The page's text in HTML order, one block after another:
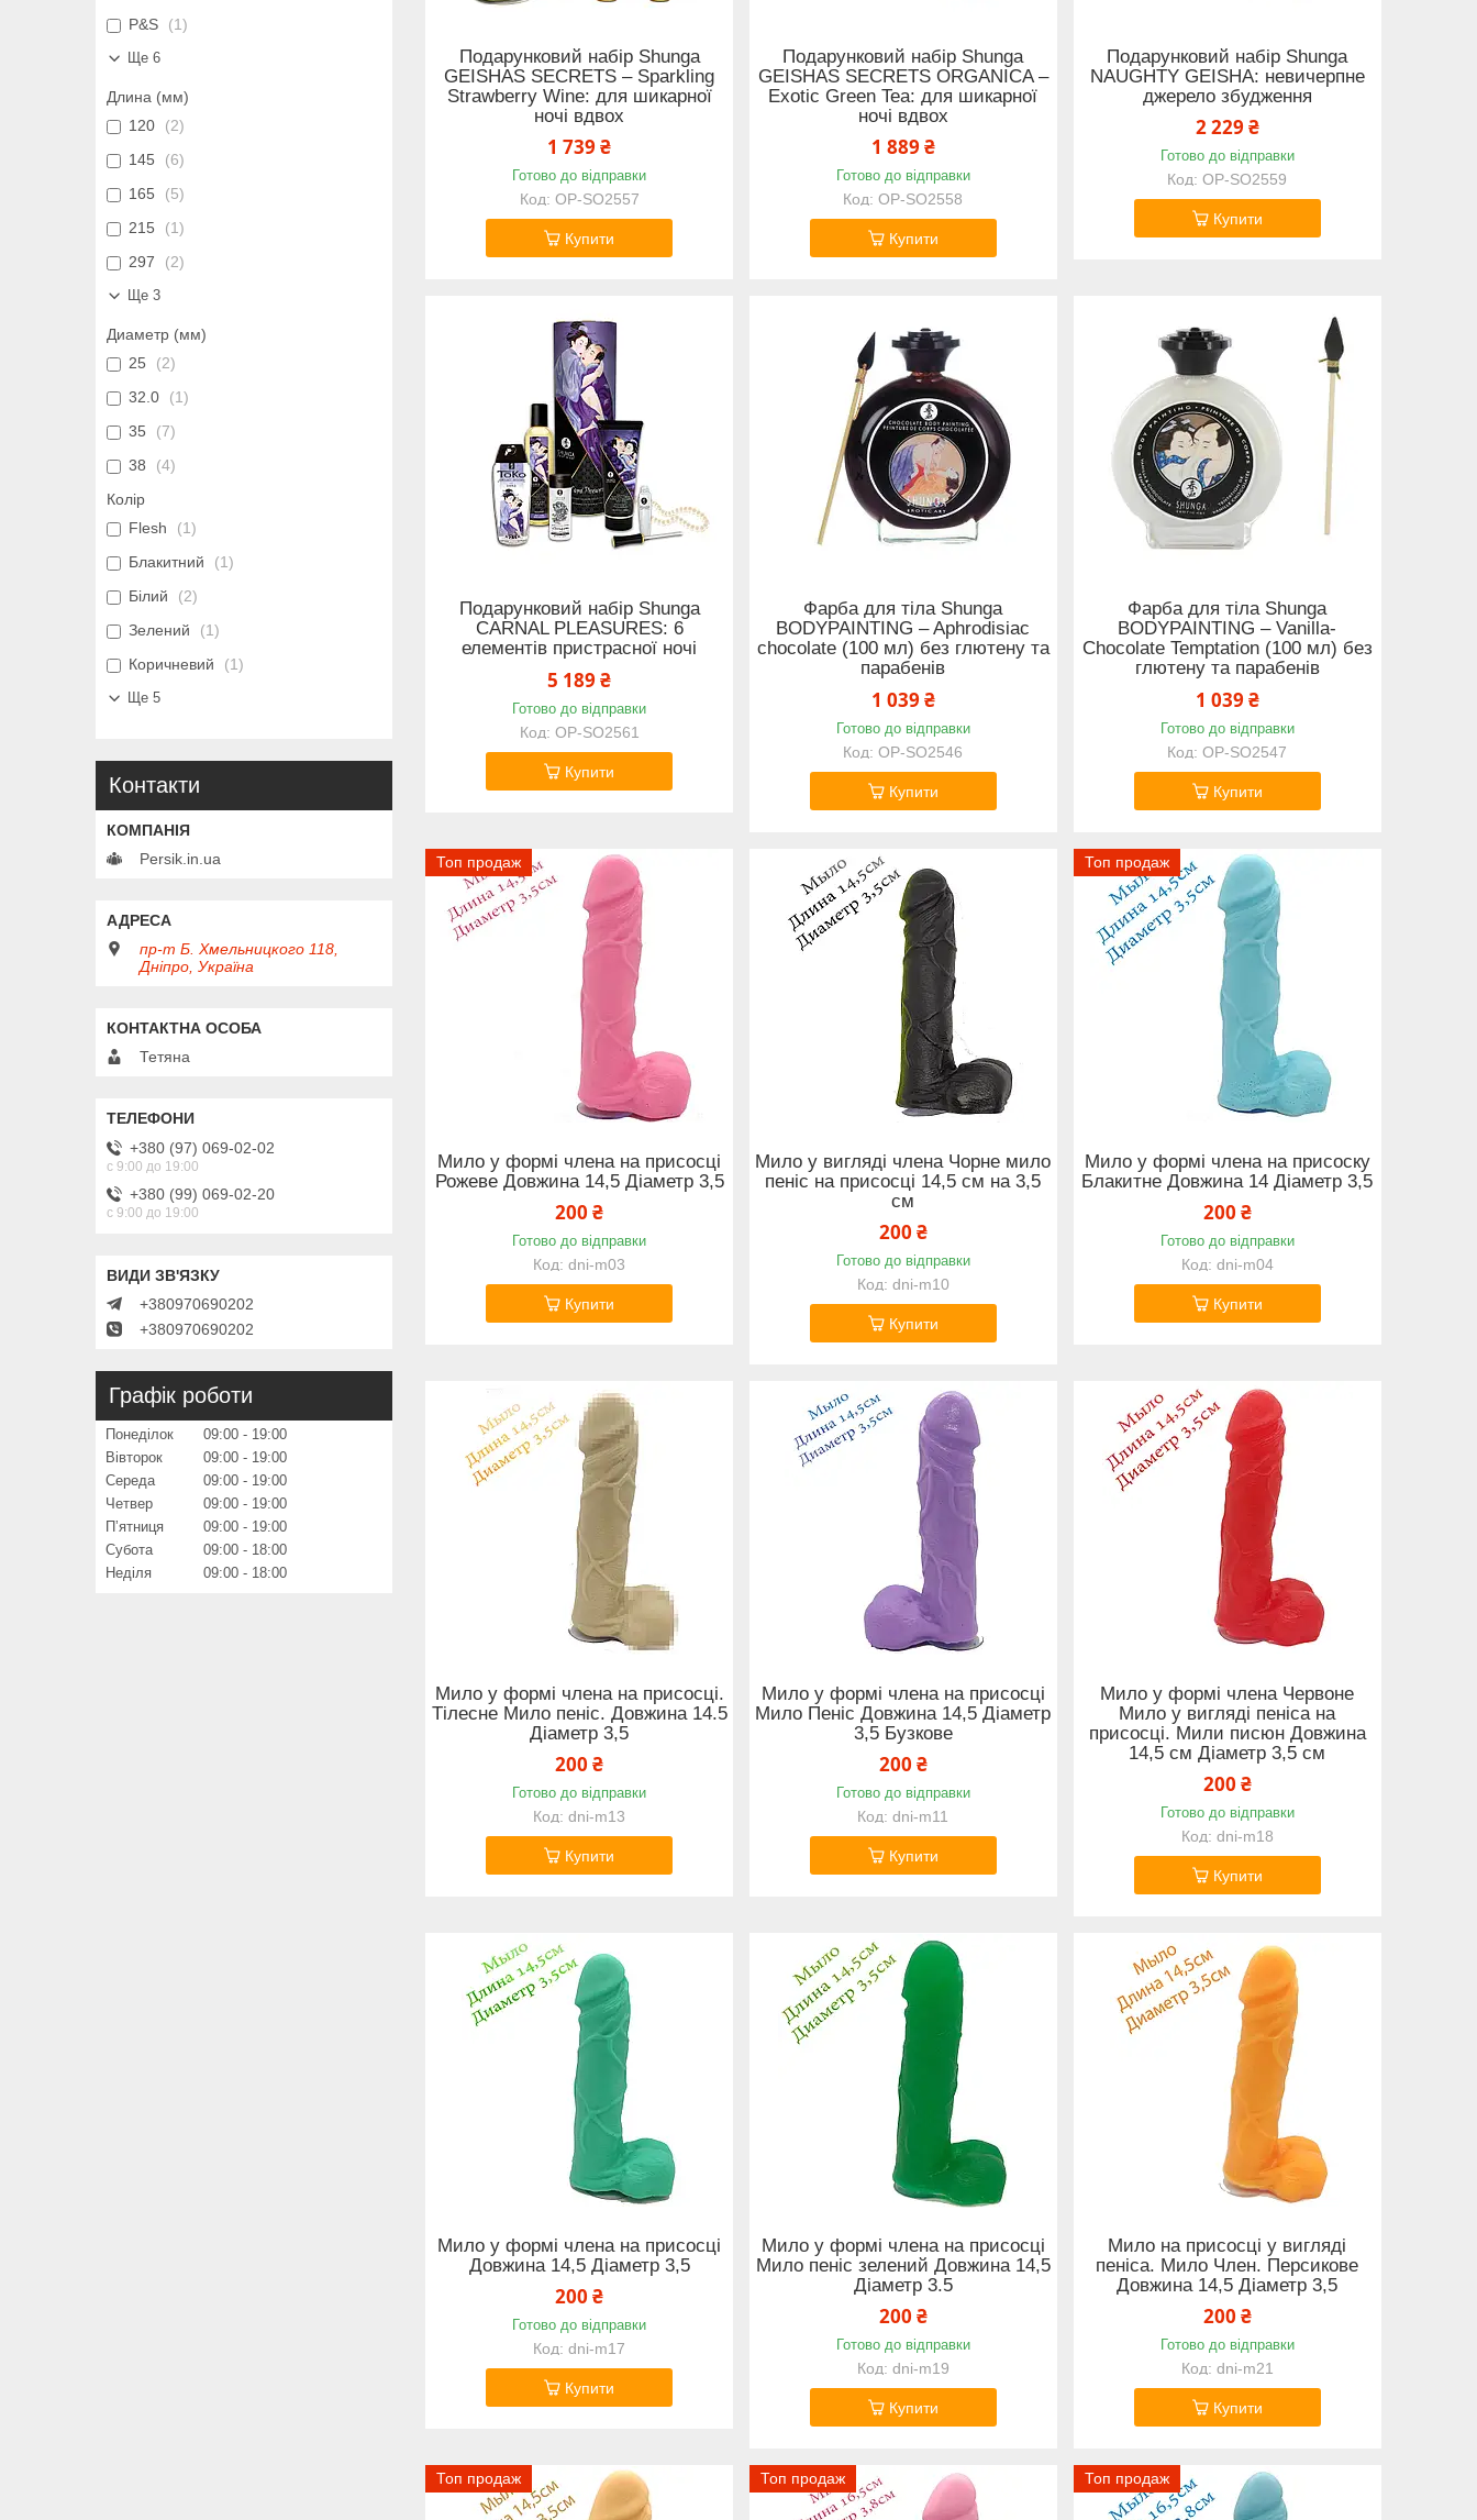
Подарунковий набір Shunga
GEISHAS SECRETS – Sparkling
Strawberry Wine: для шикарної
ночі вдвох
1 739 ₴
Готово до відправки
OP-SO2557
Купити
Подарунковий набір Shunga
GEISHAS SECRETS ORGANICA –
Exotic Green Tea: для шикарної
ночі вдвох
1 889 ₴
Готово до відправки
OP-SO2558
Купити
Подарунковий набір Shunga
NAUGHTY GEISHA: невичерпне
джерело збудження
2 229 ₴
Готово до відправки
OP-SO2559
Купити
Подарунковий набір Shunga
CARNAL PLEASURES: 6
елементів пристрасної ночі
5 189 ₴
Готово до відправки
OP-SO2561
Купити
Фарба для тіла Shunga
BODYPAINTING – Aphrodisiac
chocolate (100 мл) без глютену та
парабенів
1 039 ₴
Готово до відправки
OP-SO2546
Купити
Фарба для тіла Shunga
BODYPAINTING – Vanilla-
Chocolate Temptation (100 мл) без
глютену та парабенів
1 039 ₴
Готово до відправки
OP-SO2547
Купити
Топ продаж
Мило у формі члена на присосці
Рожеве Довжина 14,5 Діаметр 3,5
200 ₴
Готово до відправки
dni-m03
Купити
Мило у вигляді члена Чорне мило
пеніс на присосці 14,5 см на 3,5
см
200 ₴
Готово до відправки
dni-m10
Купити
Топ продаж
Мило у формі члена на присоску
Блакитне Довжина 14 Діаметр 3,5
200 ₴
Готово до відправки
dni-m04
Купити
Мило у формі члена на присосці.
Тілесне Мило пеніс. Довжина 14.5
Діаметр 3,5
200 ₴
Готово до відправки
dni-m13
Купити
Мило у формі члена на присосці
Мило Пеніс Довжина 14,5 Діаметр
3,5 Бузкове
200 ₴
Готово до відправки
dni-m11
Купити
Мило у формі члена Червоне
Мило у вигляді пеніса на
присосці. Мили писюн Довжина
14,5 см Діаметр 3,5 см
200 ₴
Готово до відправки
dni-m18
Купити
Мило у формі члена на присосці
Довжина 14,5 Діаметр 3,5
200 ₴
Готово до відправки
dni-m17
Купити
Мило у формі члена на присосці
Мило пеніс зелений Довжина 14,5
Діаметр 3.5
200 ₴
Готово до відправки
dni-m19
Купити
Мило на присосці у вигляді
пеніса. Мило Член. Персикове
Довжина 14,5 Діаметр 3,5
200 ₴
Готово до відправки
dni-m21
Купити
Топ продаж Топ продаж Топ продаж
P&S
1
Ще 6
Длина (мм)
120
2
145
6
165
5
215
1
297
2
Ще 3
Диаметр (мм)
25
2
32.0
1
35
7
38
4
Колір
Flesh
1
Блакитний
1
Білий
2
Зелений
1
Коричневий
1
Ще 5
Контакти
Persik.in.ua
пр-т Б. Хмельницкого 118,
Дніпро, Україна
Тетяна
+380 (97) 069-02-02
с 9:00 до 19:00
+380 (99) 069-02-20
с 9:00 до 19:00
+380970690202
+380970690202
Графік роботи
Понеділок 09:00
19:00
Вівторок
09:00
19:00
Середа
09:00
19:00
Четвер
09:00
19:00
Пʼятниця
09:00
19:00
Субота
09:00
18:00
Неділя
09:00 18:00